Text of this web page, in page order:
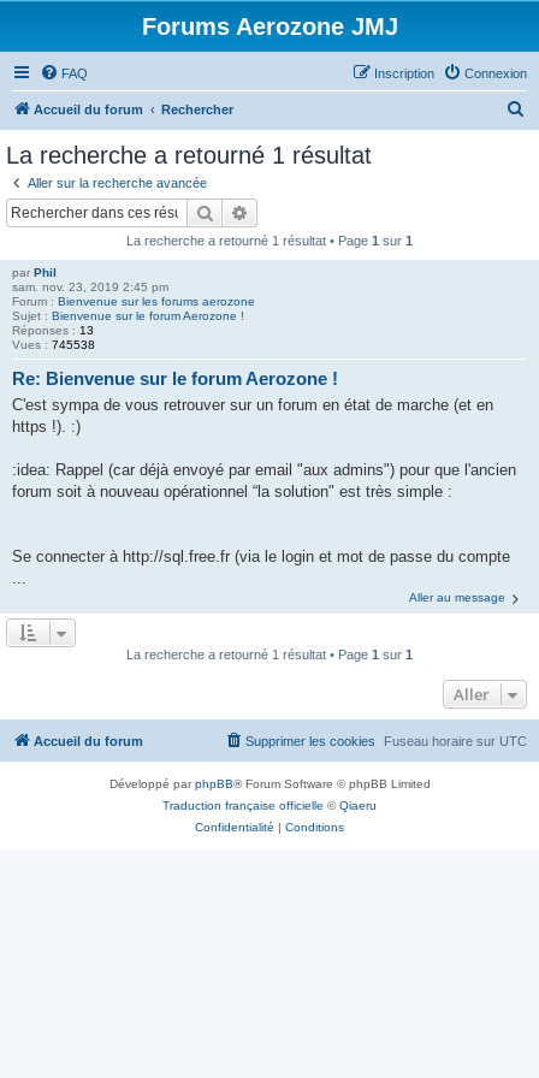
Forums Aerozone JMJ
FAQ Connexion
Inscription
Accueil du forum Rechercher
La recherche a retourné 1 résultat
Aller sur la recherche avancée
Rechercher
La recherche a retourné 1 résultat • Page 1 sur 1
par Phil
sam. nov. 23, 2019 2:45 pm
Forum : Bienvenue sur les forums aerozone
Sujet : Bienvenue sur le forum Aerozone !
Réponses : 13
Vues : 745538
Re: Bienvenue sur le forum Aerozone !
C'est sympa de vous retrouver sur un forum en état de marche (et en
https !). :)
:idea: Rappel (car déjà envoyé par email "aux admins") pour que l'ancien
forum soit à nouveau opérationnel “la solution" est très simple :
Se connecter à http://sql.free.fr (via le login et mot de passe du compte
...
Aller au message
La recherche a retourné 1 résultat • Page 1 sur 1
Aller
Accueil du forum Fuseau horaire sur UTC
Supprimer les cookies
Développé parphpBB® Forum Software © phpBB Limited
Traduction française officielle ©Qiaeru
Confidentialité | Conditions